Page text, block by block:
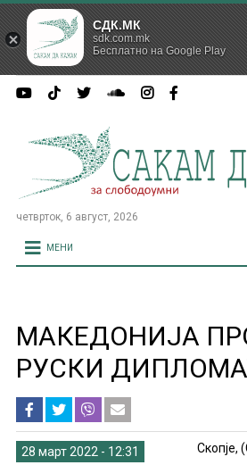
четврток, 6 август, 2026
МЕНИ
МАКЕДОНИЈА
РУСКИ
28 март 2022 - 12:31
СДК.МК
sdk.com.mk
Бесплатно на Google Play